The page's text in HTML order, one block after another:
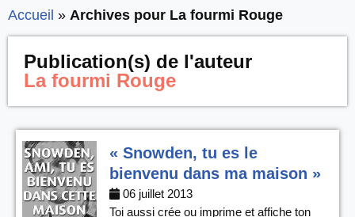
Accueil » Archives pour La fourmi Rouge
Publication(s) de l'auteur
La fourmi Rouge
« Snowden, tu es le
bienvenu dans ma maison »
06 juillet 2013
Toi aussi crée ou imprime et affiche ton